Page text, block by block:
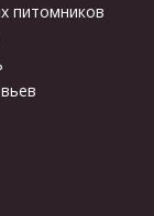
питомников